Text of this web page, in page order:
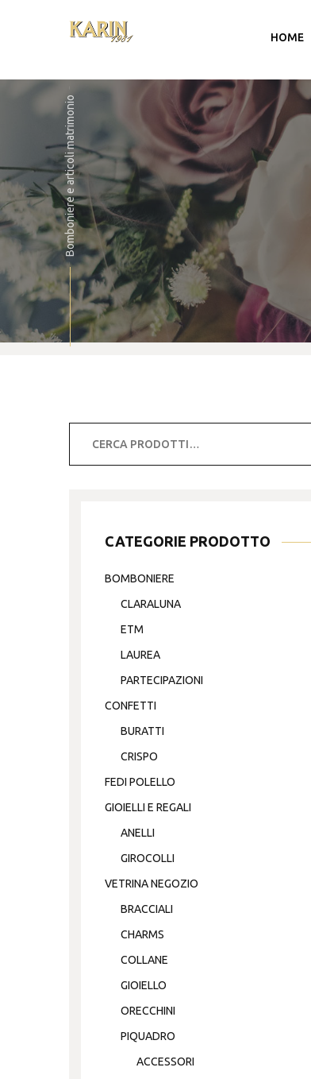
HOME
Account
Carrello
Checkout
Bomboniere e articoli matrimonio
CATEGORIE PRODOTTO
BOMBONIERE
CLARALUNA
ETM
LAUREA
PARTECIPAZIONI
CONFETTI
BURATTI
CRISPO
FEDI POLELLO
GIOIELLI E REGALI
ANELLI
GIROCOLLI
VETRINA NEGOZIO
BRACCIALI
CHARMS
COLLANE
GIOIELLO
ORECCHINI
PIQUADRO
ACCESSORI